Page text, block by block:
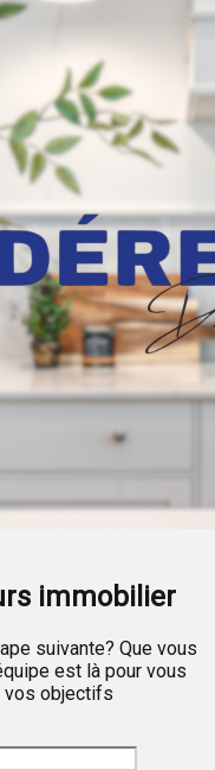
immobilier
suivante? Que vous
est là pour vous
vos objectifs